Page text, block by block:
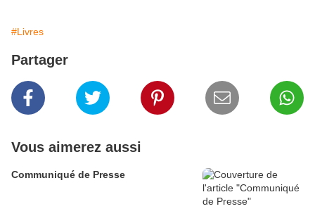
#Livres
Partager
Vous aimerez aussi
Communiqué de Presse